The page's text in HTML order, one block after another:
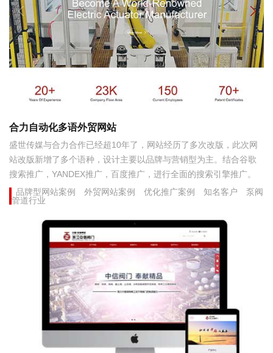
合力自动化多语外贸网站
盛世传媒与合力合作已经超10年了，网站经历了多次改版，此次网
站改版新增了多个语种，设计主要以品牌与营销型为主。结合谷歌
搜索推广，YANDEX推广，百度推广，进行全面的搜索引擎推广。
品牌型网站案例
外贸网站案例 优化推广案例 知名客户
泵阀
管道行业